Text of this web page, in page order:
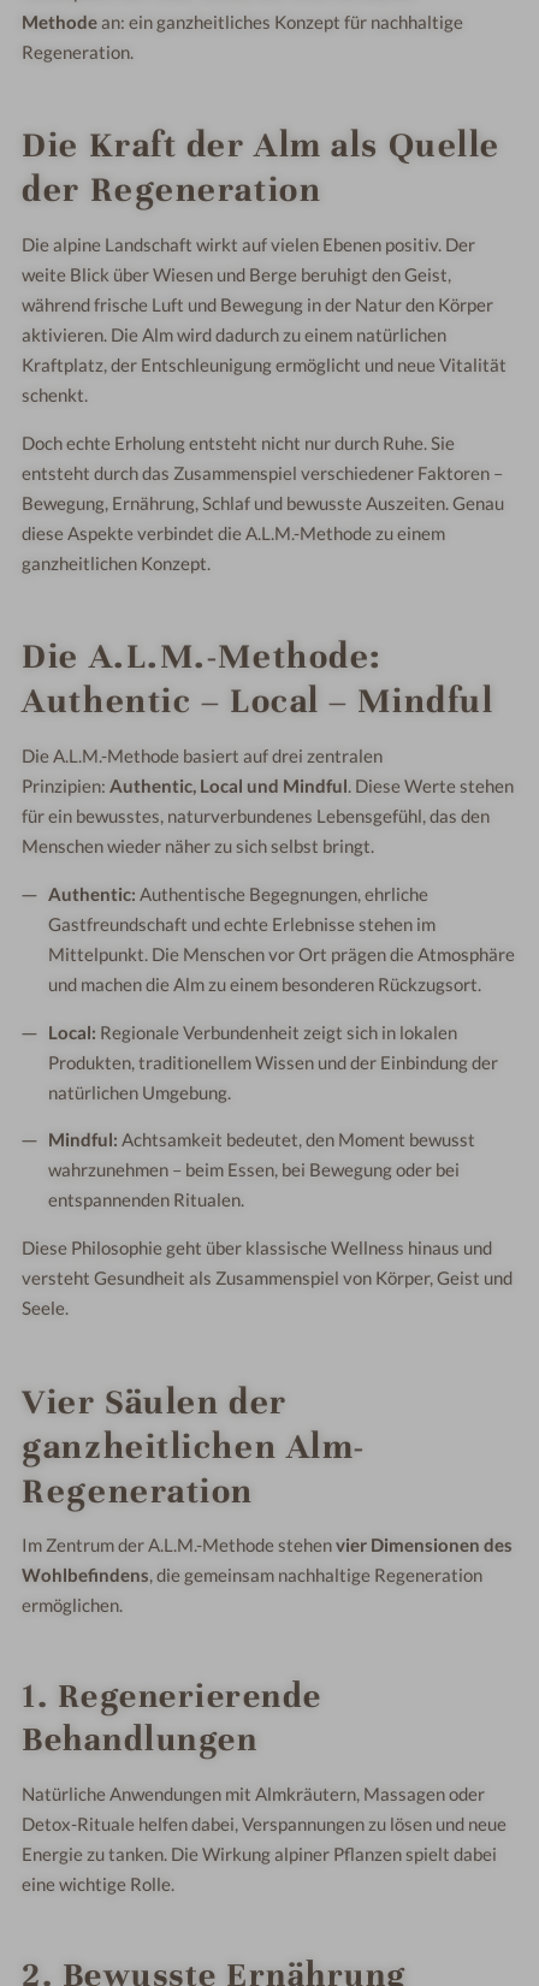
Methodean: ein ganzheitliches Konzept für nachhaltige
Regeneration.
Die Kraft der Alm als Quelle
der Regeneration
Die alpine Landschaft wirkt auf vielen Ebenen positiv. Der
weite Blick über Wiesen und Berge beruhigt den Geist,
während frische Luft und Bewegung in der Natur den Körper
aktivieren. Die Alm wird dadurch zu einem natürlichen
Kraftplatz, der Entschleunigung ermöglicht und neue Vitalität
schenkt.
Doch echte Erholung entsteht nicht nur durch Ruhe. Sie
entsteht durch das Zusammenspiel verschiedener Faktoren –
Bewegung, Ernährung, Schlaf und bewusste Auszeiten. Genau
diese Aspekte verbindet die A.L.M.-Methode zu einem
ganzheitlichen Konzept.
Die A.L.M.-Methode:
Authentic – Local – Mindful
Die A.L.M.-Methode basiert auf drei zentralen
Prinzipien:Authentic, Local und Mindful. Diese Werte stehen
für ein bewusstes, naturverbundenes Lebensgefühl, das den
Menschen wieder näher zu sich selbst bringt.
Authentic: Authentische Begegnungen, ehrliche
Gastfreundschaft und echte Erlebnisse stehen im
Mittelpunkt. Die Menschen vor Ort prägen die Atmosphäre
und machen die Alm zu einem besonderen Rückzugsort.
Local: Regionale Verbundenheit zeigt sich in lokalen
Produkten, traditionellem Wissen und der Einbindung der
natürlichen Umgebung.
Mindful: Achtsamkeit bedeutet, den Moment bewusst
wahrzunehmen – beim Essen, bei Bewegung oder bei
entspannenden Ritualen.
Diese Philosophie geht über klassische Wellness hinaus und
versteht Gesundheit als Zusammenspiel von Körper, Geist und
Seele.
Vier Säulen der
ganzheitlichen Alm-
Regeneration
Im Zentrum der A.L.M.-Methode stehenvier Dimensionen des
Wohlbefindens, die gemeinsam nachhaltige Regeneration
ermöglichen.
1. Regenerierende
Behandlungen
Natürliche Anwendungen mit Almkräutern, Massagen oder
Detox-Rituale helfen dabei, Verspannungen zu lösen und neue
Energie zu tanken. Die Wirkung alpiner Pflanzen spielt dabei
eine wichtige Rolle.
2. Bewusste Ernährung